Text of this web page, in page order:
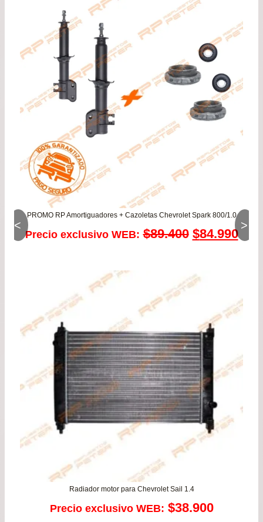
PROMO RP Amortiguadores + Cazoletas Chevrolet Spark 800/1.0
Precio exclusivo WEB: $89.400 El
original
$89.400.
$84.990El
es:
Radiador motor para Chevrolet Sail 1.4
Precio exclusivo WEB: $38.900
< >